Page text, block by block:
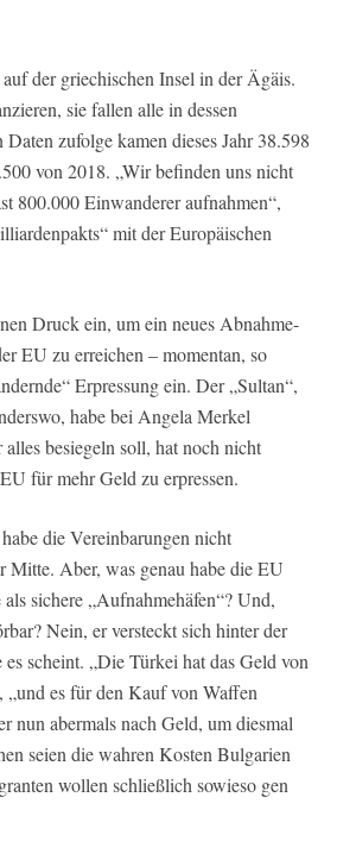
der griechischen Insel in der Ägäis.
sie fallen alle in dessen
zufolge kamen dieses Jahr 38.598
von 2018. „Wir befinden uns nicht
800.000 Einwanderer aufnahmen“,
mit der Europäischen
Druck ein, um ein neues Abnahme-
EU zu erreichen – momentan, so
Erpressung ein. Der „Sultan“,
habe bei Angela Merkel
besiegeln soll, hat noch nicht
für mehr Geld zu erpressen.
die Vereinbarungen nicht
Aber, was genau habe die EU
sichere „Aufnahmehäfen“? Und,
Nein, er versteckt sich hinter der
scheint. „Die Türkei hat das Geld von
es für den Kauf von Waffen
nun abermals nach Geld, um diesmal
seien die wahren Kosten Bulgarien
wollen schließlich sowieso gen